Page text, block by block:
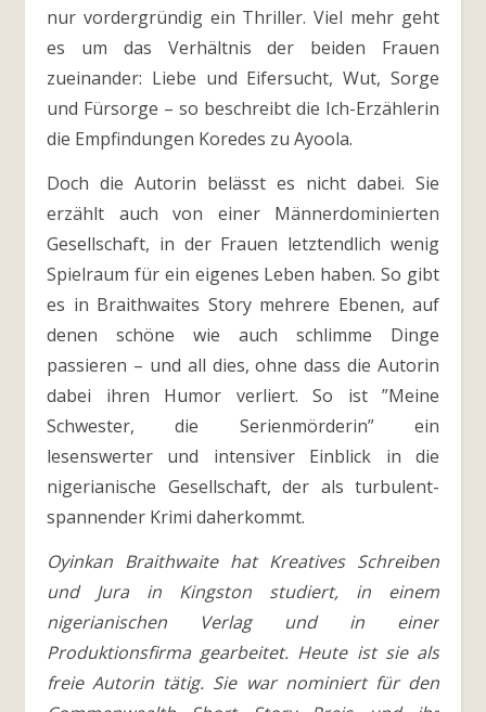
nur vordergründig ein Thriller. Viel mehr geht
es um das Verhältnis der beiden Frauen
zueinander: Liebe und Eifersucht, Wut, Sorge
und Fürsorge – so beschreibt die Ich-Erzählerin
die Empfindungen Koredes zu Ayoola.
Doch die Autorin belässt es nicht dabei. Sie
erzählt auch von einer Männerdominierten
Gesellschaft, in der Frauen letztendlich wenig
Spielraum für ein eigenes Leben haben. So gibt
es in Braithwaites Story mehrere Ebenen, auf
denen schöne wie auch schlimme Dinge
passieren – und all dies, ohne dass die Autorin
dabei ihren Humor verliert. So ist ”Meine
Schwester, die Serienmörderin” ein
lesenswerter und intensiver Einblick in die
nigerianische Gesellschaft, der als turbulent-
spannender Krimi daherkommt.
Oyinkan Braithwaite hat Kreatives Schreiben
und Jura in Kingston studiert, in einem
nigerianischen Verlag und in einer
Produktionsfirma gearbeitet. Heute ist sie als
freie Autorin tätig. Sie war nominiert für den